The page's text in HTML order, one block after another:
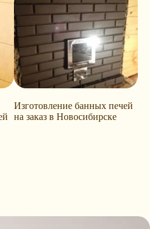
Изготовление банных печей
на заказ в Новосибирске